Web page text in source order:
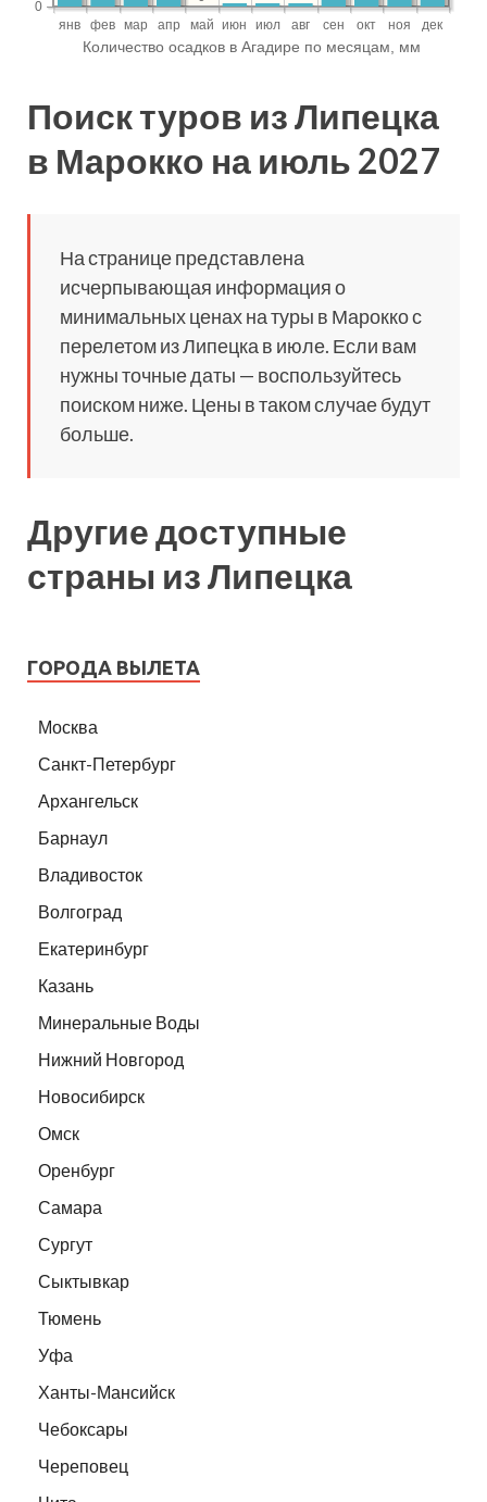
Поиск туров из Липецка
в Марокко на июль 2027
На странице представлена
исчерпывающая информация о
минимальных ценах на туры в Марокко с
перелетом из Липецка в июле. Если вам
нужны точные даты — воспользуйтесь
поиском ниже. Цены в таком случае будут
больше.
Другие доступные
страны из Липецка
ГОРОДА ВЫЛЕТА
Москва
Санкт-Петербург
Архангельск
Барнаул
Владивосток
Волгоград
Екатеринбург
Казань
Минеральные Воды
Нижний Новгород
Новосибирск
Омск
Оренбург
Самара
Сургут
Сыктывкар
Тюмень
Уфа
Ханты-Мансийск
Чебоксары
Череповец